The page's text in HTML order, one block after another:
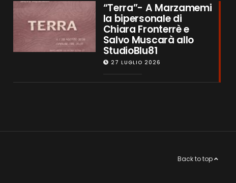
“Terra”- A Marzamemi
la bipersonale di
Chiara Fronterrè e
Salvo Muscarà allo
StudioBlu81
27 LUGLIO 2026
Back to top